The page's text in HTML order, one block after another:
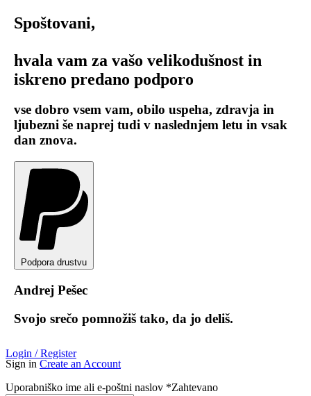
Spoštovani,
hvala vam za vašo velikodušnost in
iskreno predano podporo
vse dobro vsem vam, obilo uspeha, zdravja in
ljubezni še naprej tudi v naslednjem letu in vsak
dan znova.
Podpora drustvu
Andrej Pešec
Svojo srečo pomnožiš tako, da jo deliš.
Login / Register
Sign in Create an Account
Uporabniško ime ali e-poštni naslov *Zahtevano